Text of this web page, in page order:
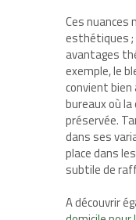
Ces
esthétiques ;
avantages
exemple, le
convient bien
bureaux où
préservée.
dans ses
place dans
subtile de
A découvrir